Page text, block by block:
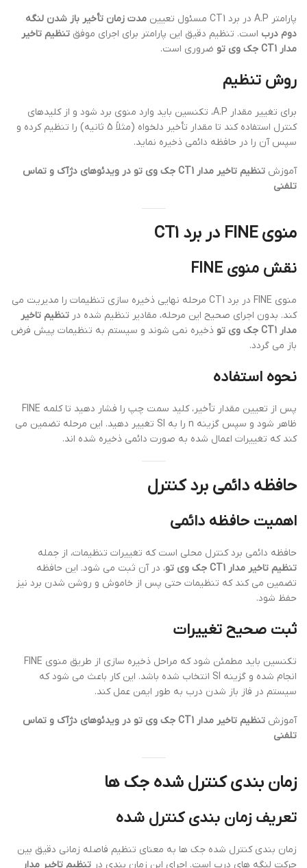
پارامتر A.P در برد CT1 مسئول تعیین
مدت زمان تأخیر باز شدن لنگه
دوم درب است. تنظیم دقیق این پارامتر برای اجرای موفق تنظیم تاخیر
مدار CT1 جک وی تو
ضروری است.
روش تنظیم
برای تغییر مقدار A.P، تکنسین باید وارد منوی برد شود و از کلیدهای
کنترل استفاده کند تا مقدار تأخیر دلخواه (مثلاً 5 ثانیه) را تنظیم کرده و
سپس آن را در حافظه دائمی ذخیره نماید.
آموزش
تنظیم تاخیر مدار CT1 جک وی تو در ویدئوهای دژآک و تماس
تلفنی
منوی FINE در برد CT1
نقش منوی FINE
منوی FINE در برد CT1 مرحله نهایی ذخیره سازی تنظیمات را مدیریت می
کند. بدون اجرای صحیح این مرحله، مقادیر تنظیم شده در تنظیم تاخیر
مدار CT1 جک وی تو
ذخیره نمی شوند و سیستم به تنظیمات پیش فرض
باز می گردد.
نحوه استفاده
پس از تعیین مقدار تأخیر، کلید سمت چپ را فشار دهید تا کلمه FINE
ظاهر شود و سپس گزینه n را به SI تغییر دهید. این مرحله تضمین می
کند که تغییرات اعمال شده به صورت دائمی ذخیره شده اند.
حافظه دائمی برد کنترل
اهمیت حافظه دائمی
حافظه دائمی برد کنترل محلی است که تغییرات تنظیمات، از جمله
تنظیم تاخیر مدار CT1 جک وی تو
، در آن ثبت می شود. این حافظه
تضمین می کند که تنظیمات حتی پس از خاموش و روشن شدن برد نیز
حفظ شود.
ثبت صحیح تغییرات
تکنسین باید مطمئن شود که مراحل ذخیره سازی از طریق منوی FINE
انجام شده و گزینه SI انتخاب شده باشد. این کار باعث می شود که
سیستم در فاز باز شدن درب به طور ایمن عمل کند.
آموزش
تنظیم تاخیر مدار CT1 جک وی تو در ویدئوهای دژآک و تماس
تلفنی
زمان بندی کنترل شده جک ها
تعریف زمان بندی کنترل شده
زمان بندی کنترل شده جک ها به معنای تنظیم فاصله زمانی دقیق بین
حرکت لنگه های درب است. اجرای این زمان بندی در تنظیم تاخیر مدار